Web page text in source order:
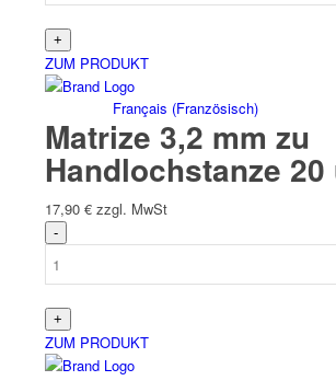
Français (Französisch)
ZUM PRODUKT
Matrize 3,2 mm zu
Handlochstanze 20
17,90 € zzgl. MwSt
ZUM PRODUKT